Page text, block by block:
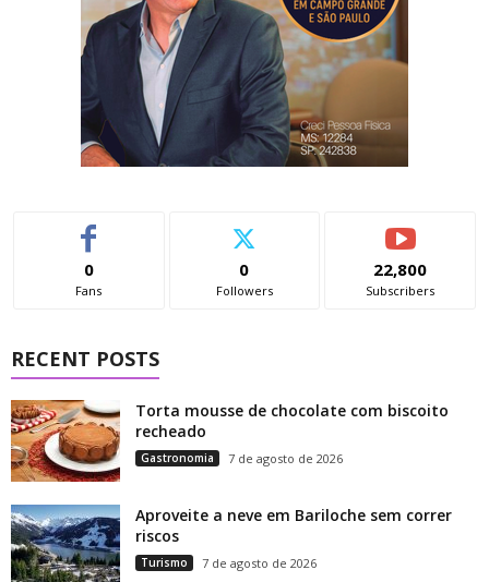
0
Fans
0
Followers
22,800
Subscribers
RECENT POSTS
Torta mousse de chocolate com biscoito
recheado
Gastronomia 7 de agosto de 2026
Aproveite a neve em Bariloche sem correr
riscos
Turismo 7 de agosto de 2026